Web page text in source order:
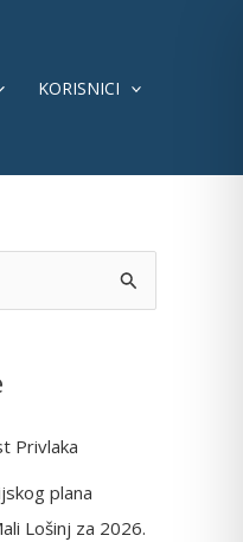
KORISNICI
Privlaka
plana
Lošinj za 2026.